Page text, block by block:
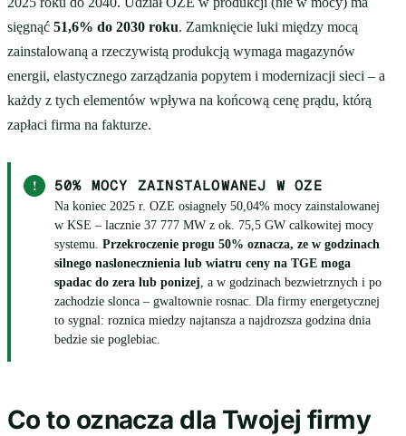
sięgnąć 51,6% do 2030 roku. Zamknięcie luki między mocą
zainstalowaną a rzeczywistą produkcją wymaga magazynów
energii, elastycznego zarządzania popytem i modernizacji sieci – a
każdy z tych elementów wpływa na końcową cenę prądu, którą
zapłaci firma na fakturze.
! 50% MOCY ZAINSTALOWANEJ W OZE
Na koniec 2025 r. OZE osiagnely 50,04% mocy zainstalowanej
w KSE – lacznie 37 777 MW z ok. 75,5 GW calkowitej mocy
systemu. Przekroczenie progu 50% oznacza, ze w godzinach
silnego naslonecznienia lub wiatru ceny na TGE moga
spadac do zera lub ponizej, a w godzinach bezwietrznych i po
zachodzie slonca – gwaltownie rosnac. Dla firmy energetycznej
to sygnal: roznica miedzy najtansza a najdrozsza godzina dnia
bedzie sie poglebiac.
Co to oznacza dla Twojej firmy